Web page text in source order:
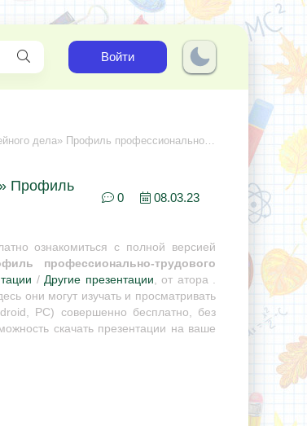
Войти
профессионально-трудового обучения «Швейное дело»
Профиль
0 08.03.23
ознакомиться с полной версией
профессионально-трудового
/Другие презентации, от атора .
они могут изучать и просматривать
PC) совершенно бесплатно, без
скачать презентации на ваше